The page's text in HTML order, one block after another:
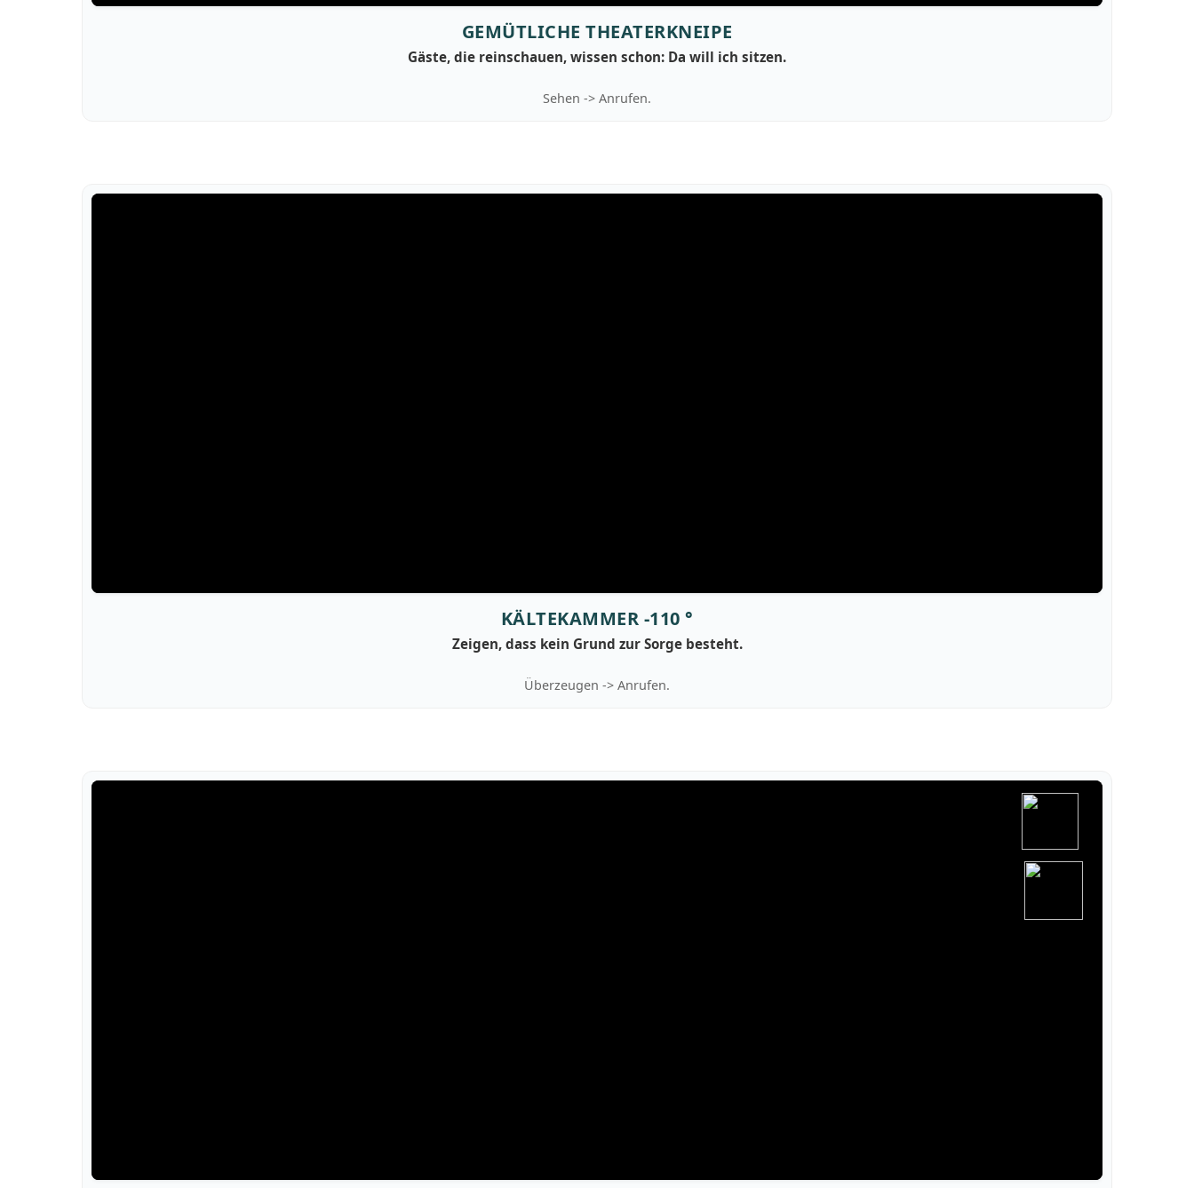
GEMÜTLICHE THEATERKNEIPE
Gäste, die reinschauen, wissen schon: Da will ich sitzen.
Sehen -> Anrufen.
KÄLTEKAMMER -110 °
Zeigen, dass kein Grund zur Sorge besteht.
Überzeugen -> Anrufen.